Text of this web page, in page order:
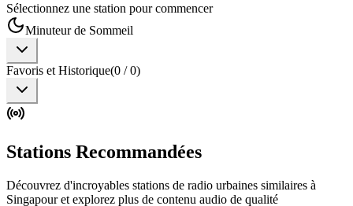
Sélectionnez une station pour commencer
Minuteur de Sommeil
Favoris et Historique(0 /0)
Stations Recommandées
Découvrez d'incroyables stations de radio urbaines similaires à
Singapour et explorez plus de contenu audio de qualité